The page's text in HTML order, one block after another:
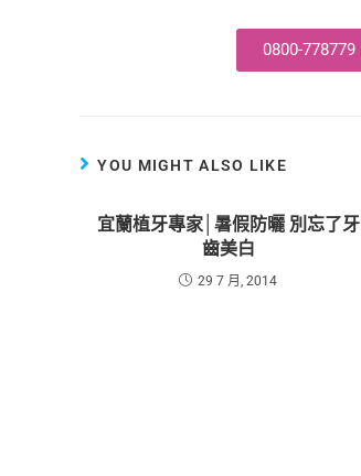
0800-778779
YOU MIGHT ALSO LIKE
宜蘭植牙專家│暑假防曬 別忘了牙
齒美白
29 7 月, 2014